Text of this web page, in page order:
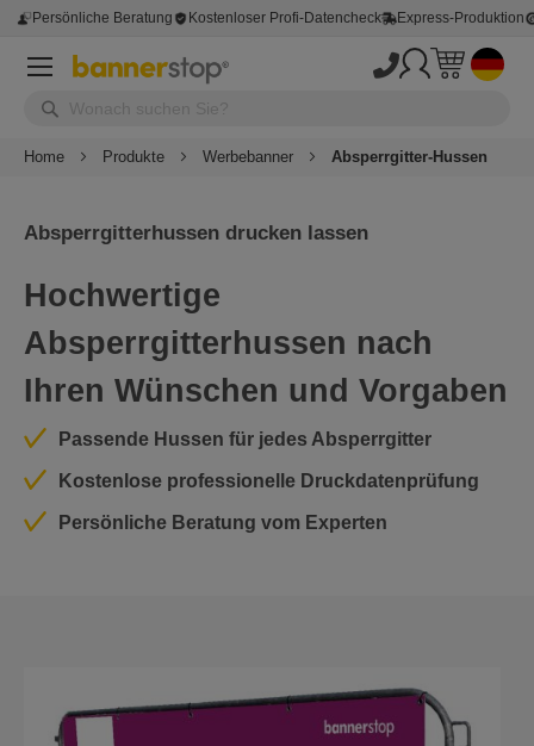
Persönliche Beratung Kostenloser Profi-Datencheck Express-Produktion
Home Produkte Werbebanner Absperrgitter-Hussen
Absperrgitterhussen drucken lassen
Hochwertige
Absperrgitterhussen nach
Ihren Wünschen und Vorgaben
Passende Hussen für jedes Absperrgitter
Kostenlose professionelle Druckdatenprüfung
Persönliche Beratung vom Experten